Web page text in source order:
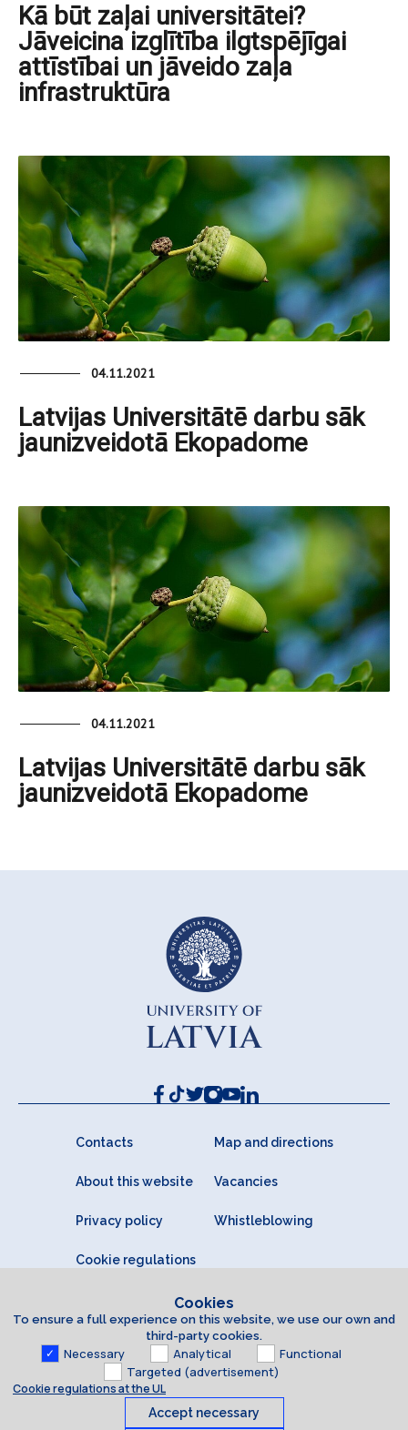
Kā būt zaļai universitātei?
Jāveicina izglītība ilgtspējīgai
attīstībai un jāveido zaļa
infrastruktūra
04.11.2021
Latvijas Universitātē darbu sāk
jaunizveidotā Ekopadome
04.11.2021
Latvijas Universitātē darbu sāk
jaunizveidotā Ekopadome
Contacts Map and directions
About this website Vacancies
Privacy policy Whistleblowing
Cookie regulations
Cookies
To ensure a full experience on this website, we use our own and
third-party cookies.
Necessary Analytical
Functional
Targeted (advertisement)
Cookie regulations at the UL
Accept necessary